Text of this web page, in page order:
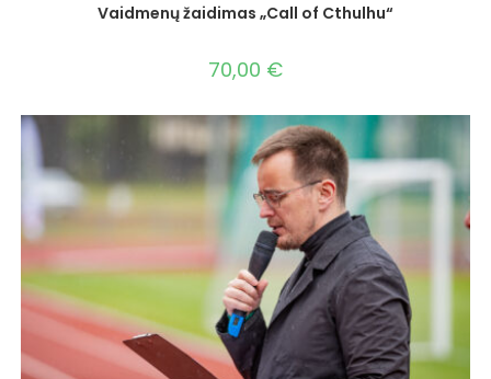
Vaidmenų žaidimas „Call of Cthulhu“
70,00 €